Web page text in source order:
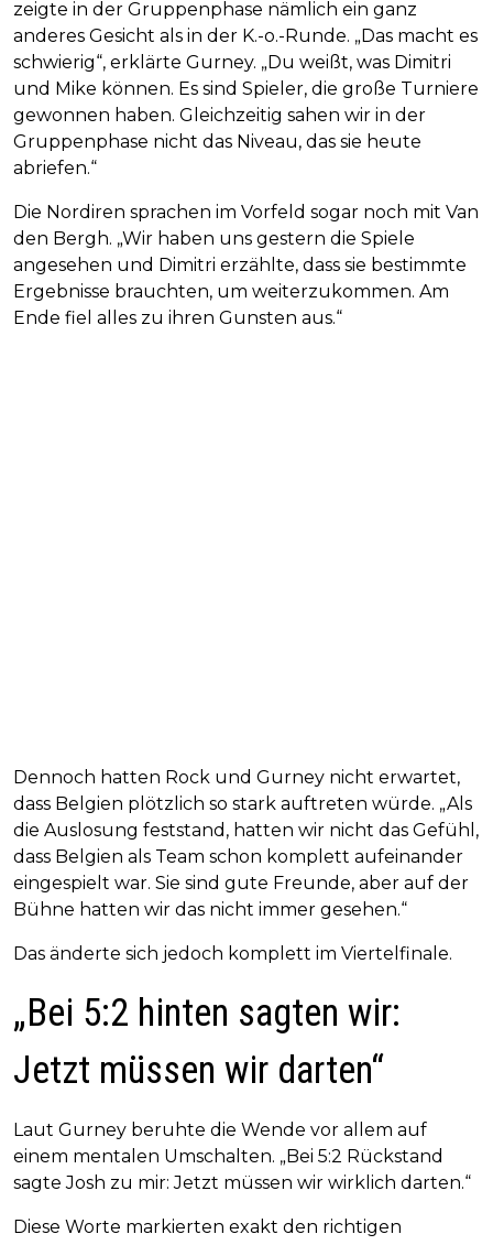
zeigte in der Gruppenphase nämlich ein ganz
anderes Gesicht als in der K.-o.-Runde. „Das macht es
schwierig“, erklärte Gurney. „Du weißt, was Dimitri
und Mike können. Es sind Spieler, die große Turniere
gewonnen haben. Gleichzeitig sahen wir in der
Gruppenphase nicht das Niveau, das sie heute
abriefen.“
Die Nordiren sprachen im Vorfeld sogar noch mit Van
den Bergh. „Wir haben uns gestern die Spiele
angesehen und Dimitri erzählte, dass sie bestimmte
Ergebnisse brauchten, um weiterzukommen. Am
Ende fiel alles zu ihren Gunsten aus.“
Dennoch hatten Rock und Gurney nicht erwartet,
dass Belgien plötzlich so stark auftreten würde. „Als
die Auslosung feststand, hatten wir nicht das Gefühl,
dass Belgien als Team schon komplett aufeinander
eingespielt war. Sie sind gute Freunde, aber auf der
Bühne hatten wir das nicht immer gesehen.“
Das änderte sich jedoch komplett im Viertelfinale.
„Bei 5:2 hinten sagten wir:
Jetzt müssen wir darten“
Laut Gurney beruhte die Wende vor allem auf
einem mentalen Umschalten. „Bei 5:2 Rückstand
sagte Josh zu mir: Jetzt müssen wir wirklich darten.“
Diese Worte markierten exakt den richtigen